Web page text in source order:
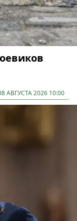
АВГУСТА 2026 10:00